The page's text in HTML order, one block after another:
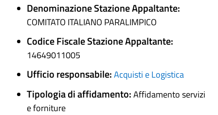
Denominazione Stazione Appaltante:
COMITATO ITALIANO PARALIMPICO
Codice Fiscale Stazione Appaltante:
14649011005
Ufficio responsabile:Acquisti e Logistica
Tipologia di affidamento:Affidamento servizi
e forniture